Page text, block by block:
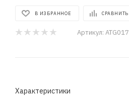
В ИЗБРАННОЕ СРАВНИТЬ
Артикул: ATG017
Характеристики